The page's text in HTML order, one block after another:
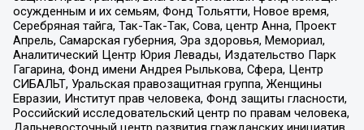
осужденным и их семьям, Фонд Тольятти, Новое время,
Серебряная тайга, Так-Так-Так, Сова, центр Анна, Проект
Апрель, Самарская губерния, Эра здоровья, Мемориал,
Аналитический Центр Юрия Левады, Издательство Парк
Гагарина, Фонд имени Андрея Рылькова, Сфера, Центр
СИБАЛЬТ, Уральская правозащитная группа, Женщины
Евразии, Институт прав человека, Фонд защиты гласности,
Российский исследовательский центр по правам человека,